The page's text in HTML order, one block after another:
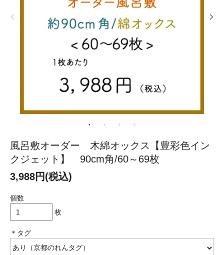
風呂敷オーダー 木綿オックス【豊彩色イン
クジェット】 90cm角/60～69枚
3,988円(税込)
個数
枚
＊タグ